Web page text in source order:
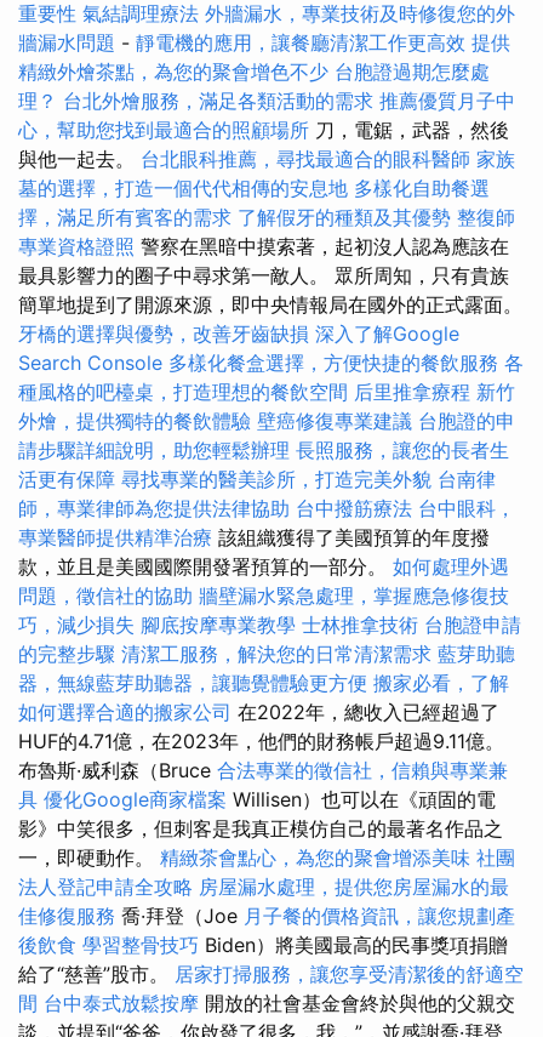
重要性 氣結調理療法 外牆漏水，專業技術及時修復您的外
牆漏水問題 - 靜電機的應用，讓餐廳清潔工作更高效 提供
精緻外燴茶點，為您的聚會增色不少 台胞證過期怎麼處
理？ 台北外燴服務，滿足各類活動的需求 推薦優質月子中
心，幫助您找到最適合的照顧場所 刀，電鋸，武器，然後
與他一起去。 台北眼科推薦，尋找最適合的眼科醫師 家族
墓的選擇，打造一個代代相傳的安息地 多樣化自助餐選
擇，滿足所有賓客的需求 了解假牙的種類及其優勢 整復師
專業資格證照 警察在黑暗中摸索著，起初沒人認為應該在
最具影響力的圈子中尋求第一敵人。 眾所周知，只有貴族
簡單地提到了開源來源，即中央情報局在國外的正式露面。
牙橋的選擇與優勢，改善牙齒缺損 深入了解Google
Search Console 多樣化餐盒選擇，方便快捷的餐飲服務 各
種風格的吧檯桌，打造理想的餐飲空間 后里推拿療程 新竹
外燴，提供獨特的餐飲體驗 壁癌修復專業建議 台胞證的申
請步驟詳細說明，助您輕鬆辦理 長照服務，讓您的長者生
活更有保障 尋找專業的醫美診所，打造完美外貌 台南律
師，專業律師為您提供法律協助 台中撥筋療法 台中眼科，
專業醫師提供精準治療 該組織獲得了美國預算的年度撥
款，並且是美國國際開發署預算的一部分。 如何處理外遇
問題，徵信社的協助 牆壁漏水緊急處理，掌握應急修復技
巧，減少損失 腳底按摩專業教學 士林推拿技術 台胞證申請
的完整步驟 清潔工服務，解決您的日常清潔需求 藍芽助聽
器，無線藍芽助聽器，讓聽覺體驗更方便 搬家必看，了解
如何選擇合適的搬家公司 在2022年，總收入已經超過了
HUF的4.71億，在2023年，他們的財務帳戶超過9.11億。
布魯斯·威利森（Bruce 合法專業的徵信社，信賴與專業兼
具 優化Google商家檔案 Willisen）也可以在《頑固的電
影》中笑很多，但刺客是我真正模仿自己的最著名作品之
一，即硬動作。 精緻茶會點心，為您的聚會增添美味 社團
法人登記申請全攻略 房屋漏水處理，提供您房屋漏水的最
佳修復服務 喬·拜登（Joe 月子餐的價格資訊，讓您規劃產
後飲食 學習整骨技巧 Biden）將美國最高的民事獎項捐贈
給了“慈善”股市。 居家打掃服務，讓您享受清潔後的舒適空
間 台中泰式放鬆按摩 開放的社會基金會終於與他的父親交
談，並提到“爸爸，你啟發了很多，我，”，並感謝喬·拜登